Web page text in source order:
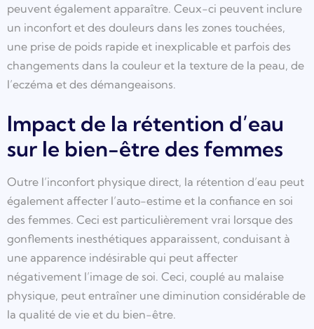
peuvent également apparaître. Ceux-ci peuvent inclure
un inconfort et des douleurs dans les zones touchées,
une prise de poids rapide et inexplicable et parfois des
changements dans la couleur et la texture de la peau, de
l’eczéma et des démangeaisons.
Impact de la rétention d’eau
sur le bien-être des femmes
Outre l’inconfort physique direct, la rétention d’eau peut
également affecter l’auto-estime et la confiance en soi
des femmes. Ceci est particulièrement vrai lorsque des
gonflements inesthétiques apparaissent, conduisant à
une apparence indésirable qui peut affecter
négativement l’image de soi. Ceci, couplé au malaise
physique, peut entraîner une diminution considérable de
la qualité de vie et du bien-être.